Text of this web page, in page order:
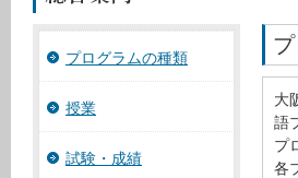
プログラムの種類
授業
試験・成績
大
語
プ
各